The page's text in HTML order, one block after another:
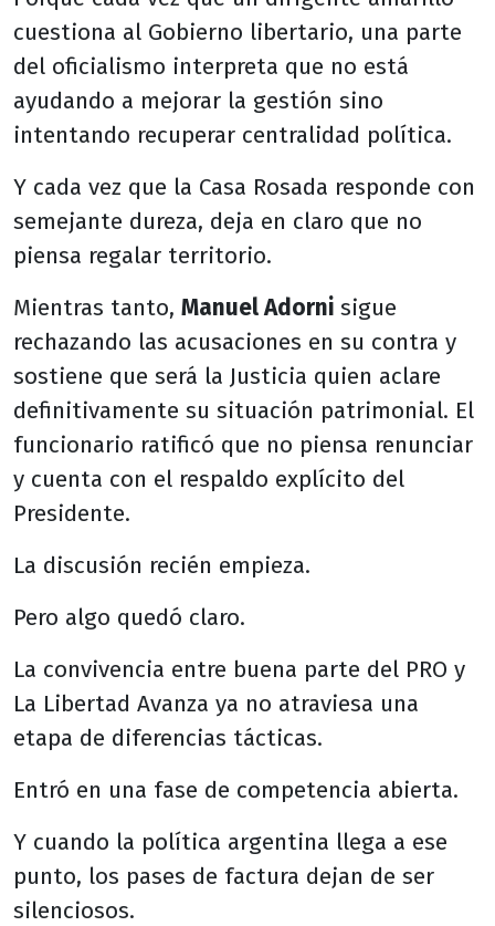
cuestiona al Gobierno libertario, una parte
del oficialismo interpreta que no está
ayudando a mejorar la gestión sino
intentando recuperar centralidad política.
Y cada vez que la Casa Rosada responde con
semejante dureza, deja en claro que no
piensa regalar territorio.
Mientras tanto, Manuel Adorni sigue
rechazando las acusaciones en su contra y
sostiene que será la Justicia quien aclare
definitivamente su situación patrimonial. El
funcionario ratificó que no piensa renunciar
y cuenta con el respaldo explícito del
Presidente.
La discusión recién empieza.
Pero algo quedó claro.
La convivencia entre buena parte del PRO y
La Libertad Avanza ya no atraviesa una
etapa de diferencias tácticas.
Entró en una fase de competencia abierta.
Y cuando la política argentina llega a ese
punto, los pases de factura dejan de ser
silenciosos.